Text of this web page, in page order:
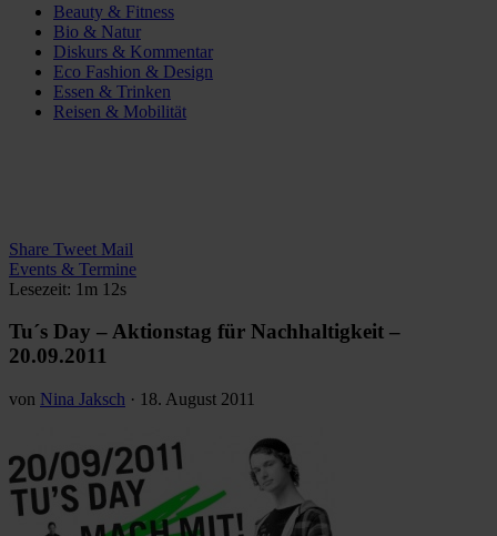
Beauty & Fitness
Bio & Natur
Diskurs & Kommentar
Eco Fashion & Design
Essen & Trinken
Reisen & Mobilität
Share Tweet Mail
Events & Termine
Lesezeit: 1m 12s
Tu´s Day – Aktionstag für Nachhaltigkeit –
20.09.2011
von Nina Jaksch · 18. August 2011